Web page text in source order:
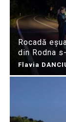
Rocadă
din Rodna
Flavia